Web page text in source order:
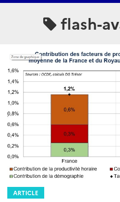
flash-
ARTICLE